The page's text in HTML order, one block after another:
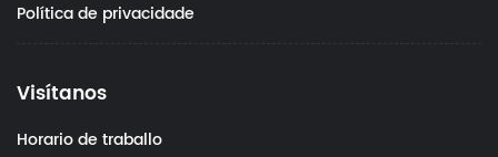
Política de privacidade
Visítanos
Horario de traballo